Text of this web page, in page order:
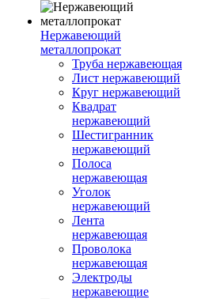
Нержавеющий
металлопрокат
Труба нержавеющая
Лист нержавеющий
Круг нержавеющий
Квадрат
нержавеющий
Шестигранник
нержавеющий
Полоса
нержавеющая
Уголок
нержавеющий
Лента
нержавеющая
Проволока
нержавеющая
Электроды
нержавеющие